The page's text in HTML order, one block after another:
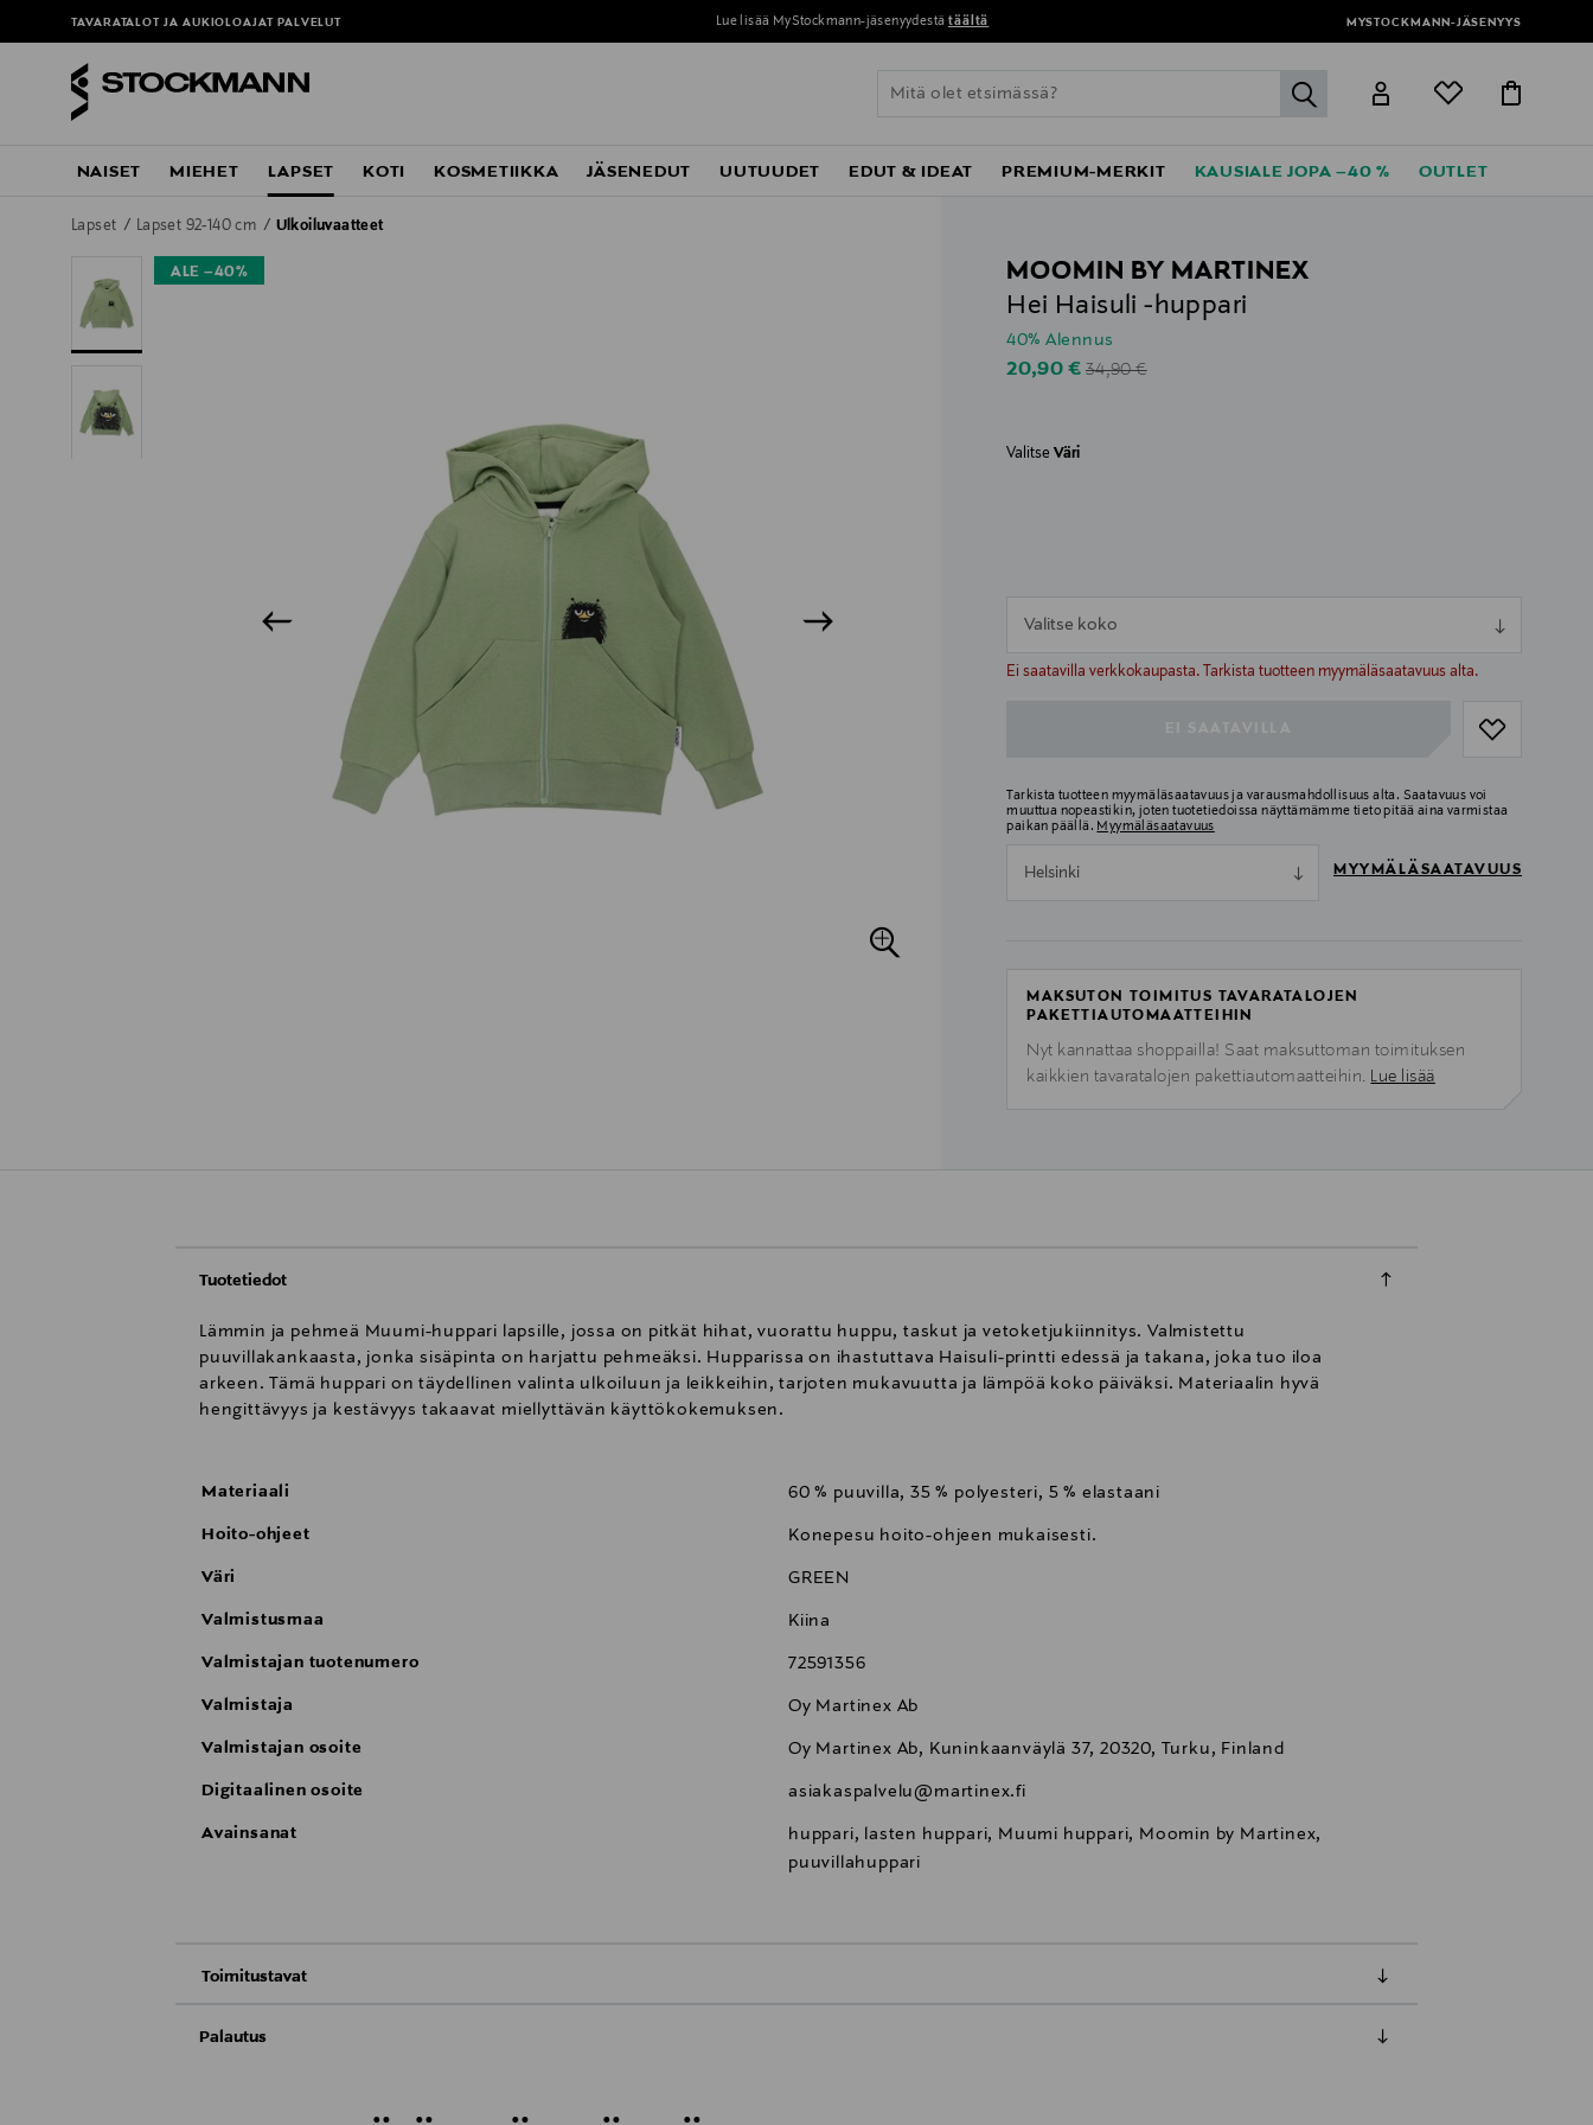
TAVARATALOT JA AUKIOLOAJAT PALVELUT Lue lisää MyStockmann-jäsenyydestä täältä MYSTOCKMANN-JÄSENYYS
label.header.go
NAISET MIEHET LAPSET KOTI KOSMETIIKKA JÄSENEDUT UUTUUDET EDUT & IDEAT PREMIUM-MERKIT KAUSIALE JOPA –40 % OUTLET
Lapset Lapset 92-140 cm Ulkoiluvaatteet
ALE –40%
MOOMIN BY MARTINEX
Hei Haisuli -huppari
40% Alennus
Discounted Price
20,90 € Original Price
34,90 €
ValitseVäri
Valitse koko
Ei saatavilla verkkokaupasta. Tarkista tuotteen myymäläsaatavuus alta.
null
Tarkista tuotteen myymäläsaatavuus ja varausmahdollisuus alta. Saatavuus voi
muuttua nopeastikin, joten tuotetiedoissa näyttämämme tieto pitää aina varmistaa
paikan päällä. Myymäläsaatavuus
Helsinki MYYMÄLÄSAATAVUUS
MAKSUTON TOIMITUS TAVARATALOJEN
PAKETTIAUTOMAATTEIHIN
Nyt kannattaa shoppailla! Saat maksuttoman toimituksen
kaikkien tavaratalojen pakettiautomaatteihin. Lue lisää
Tuotetiedot
Lämmin ja pehmeä Muumi-huppari lapsille, jossa on pitkät hihat, vuorattu huppu, taskut ja vetoketjukiinnitys. Valmistettu
puuvillakankaasta, jonka sisäpinta on harjattu pehmeäksi. Hupparissa on ihastuttava Haisuli-printti edessä ja takana, joka tuo iloa
arkeen. Tämä huppari on täydellinen valinta ulkoiluun ja leikkeihin, tarjoten mukavuutta ja lämpöä koko päiväksi. Materiaalin hyvä
hengittävyys ja kestävyys takaavat miellyttävän käyttökokemuksen.
Materiaali 60 % puuvilla, 35 % polyesteri, 5 % elastaani
Hoito-ohjeet Konepesu hoito-ohjeen mukaisesti.
Väri GREEN
Valmistusmaa Kiina
Valmistajan tuotenumero 72591356
Valmistaja Oy Martinex Ab
Valmistajan osoite Oy Martinex Ab, Kuninkaanväylä 37, 20320, Turku, Finland
Digitaalinen osoite asiakaspalvelu@martinex.fi
Avainsanat
huppari, lasten huppari, Muumi huppari, Moomin by Martinex,
puuvillahuppari
Toimitustavat
Palautus